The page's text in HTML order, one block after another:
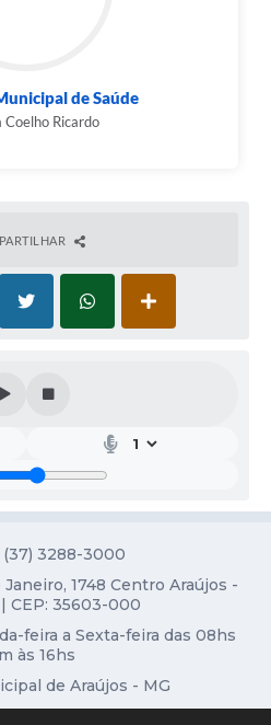
de Saúde
Coelho Ricardo
3288-3000
Janeiro, 1748 Centro Araújos -
CEP: 35603-000
feira a Sexta-feira das 08hs
às 16hs
de Araújos - MG